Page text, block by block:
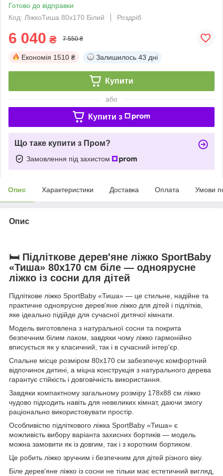
Готово до відправки
Код: ЛіжкоТиша 80х170 Білий
Роздріб
6 040 ₴ 7 550 ₴
Економія 1510 ₴ Залишилось 43 дні
Купити
або
Купити з
Що таке купити з Пром?
Замовлення під захистом
Опис Характеристики Доставка Оплата Умови
Опис
🛏 Підліткове дерев'яне ліжко SportBaby
«Тиша» 80х170 см біле — одноярусне
ліжко із сосни для дітей
Підліткове ліжко SportBaby «Тиша» — це стильне, надійне та
практичне одноярусне дерев'яне ліжко для дітей і підлітків,
яке ідеально підійде для сучасної дитячої кімнати.
Модель виготовлена з натуральної сосни та покрита
безпечним білим лаком, завдяки чому ліжко гармонійно
вписується як у класичний, так і в сучасний інтер'єр.
Спальне місце розміром 80х170 см забезпечує комфортний
відпочинок дитині, а міцна конструкція з натурального дерева
гарантує стійкість і довговічність використання.
Завдяки компактному загальному розміру 178х88 см ліжко
чудово підходить навіть для невеликих кімнат, даючи змогу
раціонально використовувати простір.
Особливістю підліткового ліжка SportBaby «Тиша» є
можливість вибору варіанта захисних бортиків — модель
можна замовити як із довгим, так і з коротким бортиком.
Це робить ліжко зручним і безпечним для дітей різного віку.
Біле дерев'яне ліжко із сосни не тільки має естетичний вигляд,